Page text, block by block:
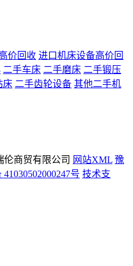
价回收 进口机床设备高价回
二手车床 二手磨床 二手锻压
床 二手齿轮设备 其他二手机
伦商贸有限公司 网站XML 豫
号 技术支